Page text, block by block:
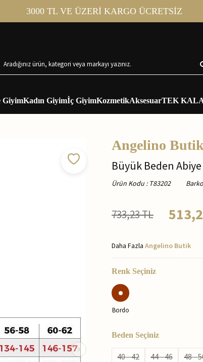
3000 TL VE ÜZERİ KARGO ÜCRETSİZ
GiyimKadın Giyimİç GiyimKozmetikAksesuarTEK
Angelino Butik
Büyük Beden
Ürün Kodu : T83202
733,23TL
Daha Fazla Angelino Butik
Renk Seçiniz
Bordo
Beden Seçiniz
40 - 42 44 - 46 48 -